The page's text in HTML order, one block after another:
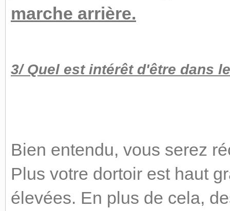
marche arrière.
3/ Quel est intérêt d'être dans
Bien entendu, vous serez
Plus votre dortoir est haut
élevées. En plus de cela,